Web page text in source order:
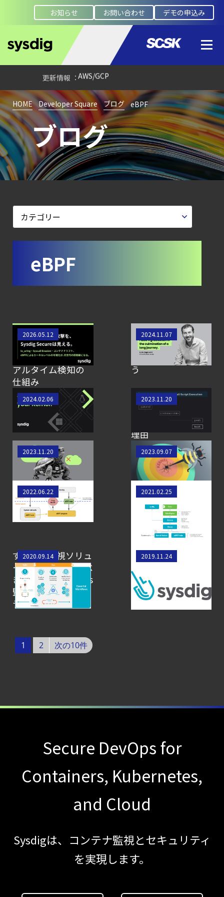
お知らせ お問い合わせ デモの申込み
エージェント型脅威アクターが
AI
モデルの破壊を目的としたランサムウェアを
AWS/GCP
標準ツールでは守れない？
Falco を超える
Sysdig Secure
によるセキュリティの新常識
【ブログ】
セキュリティ運用の効率化を実現するSysdig
Agent
【ブログ】
AIワークロードのコンテナセキュリティ
｜LLM・
GPU環境を守る新しい視点
コンテナセキュリティとは？
クラウドネイティブ時代に必要な対策の全体像
【ブログ】CISO
のための Headless
Cloud Security
Workload
Platform）とは？
クラウドワークロードを守る最新セキュリテ
【お知らせ】
ブログを更新しました
2026年6月
4 つの側面
【ブログ】
クラウド構成ミスを未然に防ぐSecurity
Posture
Managementの全体像
CTEMとは何か｜
攻撃者視点でクラウドの弱点を可視化する新
ブログ
HOME Developer Square ブログ eBPF
eBPF
コンテナランタイ
ムセキュリティと
は？Falcoによるリ
アルタイム検知の
仕組み
2026.05.12
FalcoがCNCFのグラ
デュエーションに
到達した旅路を祝
う
2024.11.07
LinuxからWindows
へのカーネル・イ
ントロスペクション
2024.02.06
従来のEDRがクラウ
ドにおけるサーバ
ーD&Rで失敗する
理由
2023.11.20
従来のEDRはクラウ
ド資産にとってリス
クとなるか？
2023.11.20
eBPFの攻撃能力 -
次世代マルウェア
に備えよ
2023.09.07
eBPFを実装した
SysdigとFalco
2022.06.22
SysdigはFalcoのカ
ーネルモジュール、
eBPFプローブ、ラ
イブラリをCNCFに
寄贈しました
2021.02.25
すべての監視ソリュ
ーションが実現すべ
き7つのKubernetes
監視ベストプラク
ティス
2020.09.14
eBPFプログラム作
2019.11.24
1 2 次の10件
Secure DevOps for
Containers, Kubernetes,
and Cloud
Sysdigは、コンテナ監視とセキュリティ
を実現します。